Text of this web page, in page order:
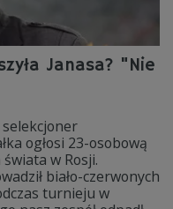
Janasa? "Nie
selekcjoner
ogłosi 23-osobową
w Rosji.
biało-czerwonych
turnieju w